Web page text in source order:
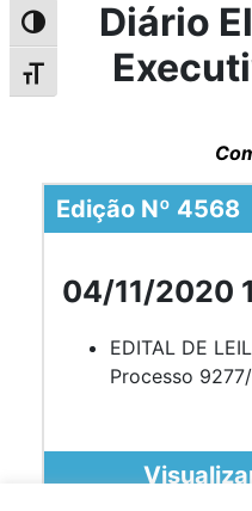
Alternar alto contraste
Alternar tamanho da fonte
Diário
Edição Nº 4568
04/11/2020
EDITAL DE
Processo